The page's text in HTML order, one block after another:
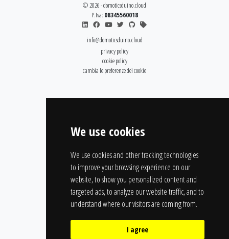
We use cookies
We use cookies and other tracking technologies
to improve your browsing experience on our
website, to show you personalized content and
targeted ads, to analyze our website traffic, and to
understand where our visitors are coming from.
I agree
© 2026 - domoticsduino.cloud
P.Iva: 08345560018
info@domoticsduino.cloud
privacy policy
cookie policy
cambia le preferenze dei cookie